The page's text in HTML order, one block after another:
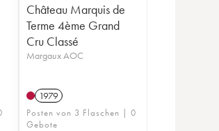
Château Marquis de
Terme 4ème Grand
Cru Classé
Margaux AOC
1979
Posten von 3 Flaschen | 0
Gebote